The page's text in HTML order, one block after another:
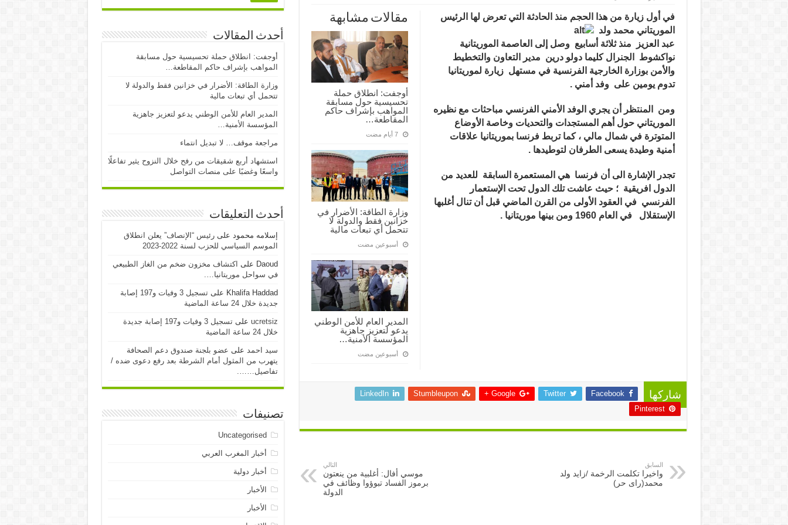
عسكري
فرنسي
زيارة
“خاصة”
لموريتانيا
مغلقة
مقالات مشابهة
أوجفت: انطلاق حملة
تحسيسية حول مسابقة
المواهب بإشراف حاكم
المقاطعة…
‏7 أيام مضت
وزارة الطاقة: الأضرار في
خزانين فقط والدولة لا
تتحمل أي تبعات مالية
‏أسبوعين مضت
المدير العام للأمن الوطني
يدعو لتعزيز جاهزية
المؤسسة الأمنية…
‏أسبوعين مضت
في أول زيارة من هذا الحجم منذ الحادثة التي تعرض لها الرئيس
الموريتاني محمد ولد
عبد العزيز منذ ثلاثة أسابيع وصل إلى العاصمة الموريتانية
نواكشوط الجنرال كليما دولو درين مدير التعاون والتخطيط
والأمن بوزارة الخارجية الفرنسية في مستهل زيارة لموريتانيا
تدوم يومين على وفد أمني .
ومن المنتظر أن يجري الوفد الأمني الفرنسي مباحثات مع نظيره
الموريتاني حول أهم المستجدات والتحديات وخاصة الأوضاع
المتوترة في شمال مالي ، كما تربط فرنسا بموريتانيا علاقات
أمنية وطيدة يسعى الطرفان لتوطيدها .
تجدر الإشارة الى أن فرنسا هي المستعمرة السابقة للعديد من
الدول افريقية ؛ حيث عاشت تلك الدول تحت الإستعمار
الفرنسي في العقود الأولى من القرن الماضي قبل أن تنال أغلبها
الإستقلال في العام 1960 ومن بينها موريتانيا .
شاركها Facebook
Twitter
Google +
Stumbleupon
LinkedIn
Pinterest
السابق
واخيرا تكلمت الرخمة /زايد ولد
محمد(راى حر)
التالي
موسي أفال: أغلبية من ينعتون
برموز الفساد تبوؤوا وظائف في
الدولة
أحدث المقالات
أوجفت: انطلاق حملة تحسيسية حول مسابقة
المواهب بإشراف حاكم المقاطعة…
وزارة الطاقة: الأضرار في خزانين فقط والدولة لا
تتحمل أي تبعات مالية
المدير العام للأمن الوطني يدعو لتعزيز جاهزية
المؤسسة الأمنية…
مراجعة موقف… لا تبديل انتماء
استشهاد أربع شقيقات من رفح خلال النزوح يثير تفاعلًا
واسعًا وغضبًا على منصات التواصل
أحدث التعليقات
إسلامه محمود علىرئيس “الإنصاف” يعلن انطلاق
الموسم السياسي للحزب لسنة 2022-2023
Daoud على اكتشاف مخزون ضخم من الغاز الطبيعي
في سواحل موريتانيا….
Khalifa Haddad على
تسجيل 3 وفيات و197 إصابة
جديدة خلال 24 ساعة الماضية
ucretsiz على
تسجيل 3 وفيات و197 إصابة جديدة
خلال 24 ساعة الماضية
سيد احمد على عضو بلجنة صندوق دعم الصحافة
يتهرب من المثول أمام الشرطة بعد رفع دعوى ضده /
تفاصيل…….
تصنيفات
Uncategorised
أخبار المغرب العربي
أخبار دولية
الأخبار
الأخبار